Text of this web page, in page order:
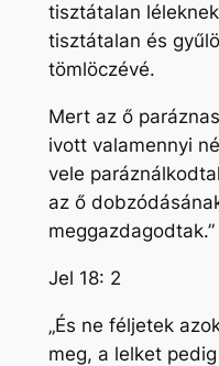
tisztátalan
tisztátalan és
tömlöczévé.
Mert az ő
ivott valamennyi
vele
az ő
meggazdagodtak.”
Jel 18: 2
„És ne féljetek
meg, a lelket